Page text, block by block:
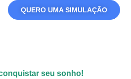
QUERO UMA SIMULAÇÃO
seu sonho!